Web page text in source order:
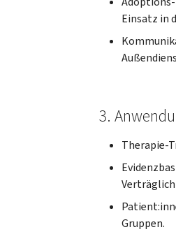
Einsatz in
3.
Therapie-
Gruppen.